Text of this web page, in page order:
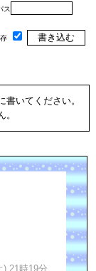
ス
いてください。
) 21時19分